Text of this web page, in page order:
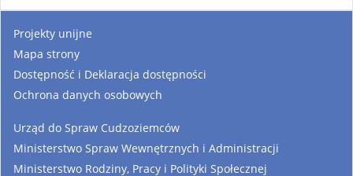
Projekty unijne
Mapa strony
Dostępność i Deklaracja dostępności
Ochrona danych osobowych
Urząd do Spraw Cudzoziemców
Ministerstwo Spraw Wewnętrznych i Administracji
Ministerstwo Rodziny, Pracy i Polityki Społecznej